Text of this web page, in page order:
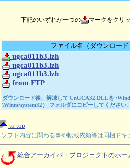
下記のいずれか一つの マークをクリ
ファイル名（ダウンロード
ugca011b3.lzh
ugca011b3.lzh
ugca011b3.lzh
from FTP
ダウンロード後、解凍して UnGCA32.DLL を
\Winnt\system32） フォルダにコピーしてください。
to top
ソフト内容に関わる事や転載依頼等は同梱ド
統合アーカイバ・プロジェクトのホー